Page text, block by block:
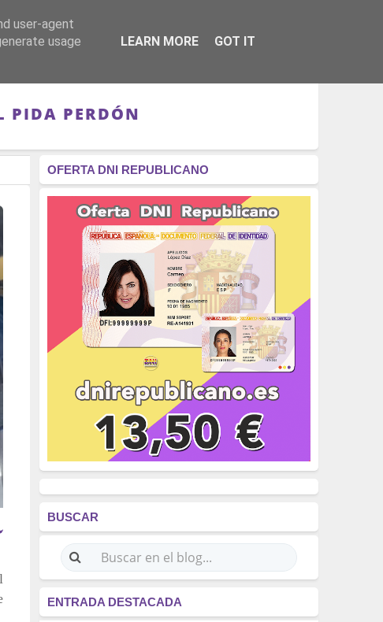
RÉGIMEN - MONARQUÍA
PIDA PERDÓN
OFERTA DNI REPUBLICANO
BUSCAR
ENTRADA DESTACADA
user-agent
usage
LEARN MORE GOT IT